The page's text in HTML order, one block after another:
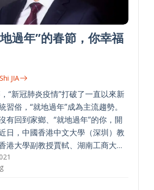
過年”的春節，你幸福
JIA
“新冠肺炎疫情”打破了一直以來新
習俗，“就地過年”成為主流趨勢。
有回到家鄉、“就地過年”的你，開
日，中國香港中文大學（深圳）教
港大學副教授賈軾、湖南工商大…